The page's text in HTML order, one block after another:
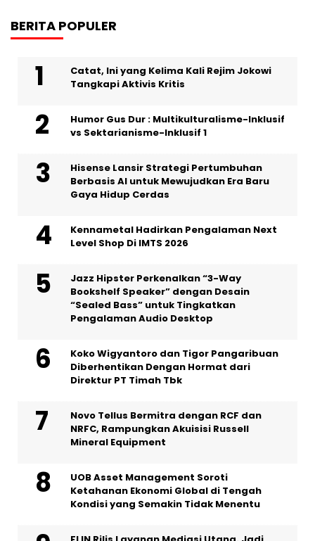
BERITA POPULER
Catat, Ini yang Kelima Kali Rejim Jokowi
Tangkapi Aktivis Kritis
Humor Gus Dur : Multikulturalisme-Inklusif
vs Sektarianisme-Inklusif 1
Hisense Lansir Strategi Pertumbuhan
Berbasis AI untuk Mewujudkan Era Baru
Gaya Hidup Cerdas
Kennametal Hadirkan Pengalaman Next
Level Shop Di IMTS 2026
Jazz Hipster Perkenalkan “3-Way
Bookshelf Speaker” dengan Desain
“Sealed Bass” untuk Tingkatkan
Pengalaman Audio Desktop
Koko Wigyantoro dan Tigor Pangaribuan
Diberhentikan Dengan Hormat dari
Direktur PT Timah Tbk
Novo Tellus Bermitra dengan RCF dan
NRFC, Rampungkan Akuisisi Russell
Mineral Equipment
UOB Asset Management Soroti
Ketahanan Ekonomi Global di Tengah
Kondisi yang Semakin Tidak Menentu